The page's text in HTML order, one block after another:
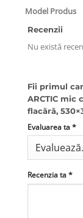
Model Produs
Recenzii
Nu există
Fii primul
ARCTIC mic
flacără,
Evaluarea ta *
Recenzia ta *